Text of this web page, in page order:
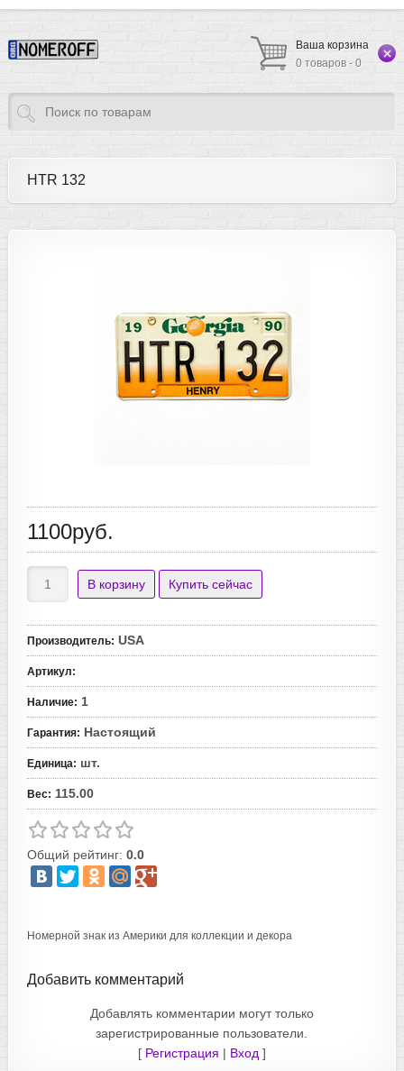
Ваша корзина
0 товаров - 0
HTR 132
1100руб.
Производитель: USA
Артикул:
Наличие: 1
Гарантия: Настоящий
Единица: шт.
Вес: 115.00
Общий рейтинг: 0.0
Номерной знак из Америки для коллекции и декора
Добавить комментарий
Добавлять комментарии могут только
зарегистрированные пользователи.
[ Регистрация | Вход ]